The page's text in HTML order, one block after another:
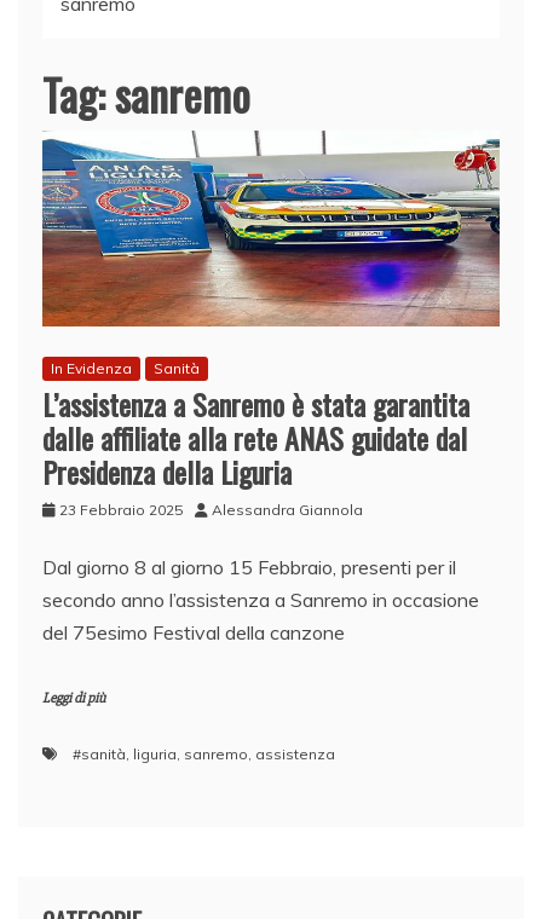
Tag:sanremo
In Evidenza Sanità
L’assistenza a Sanremo è stata garantita
dalle affiliate alla rete ANAS guidate dal
Presidenza della Liguria
23 Febbraio 2025 Alessandra Giannola
Dal giorno 8 al giorno 15 Febbraio, presenti per il
secondo anno l’assistenza a Sanremo in occasione
del 75esimo Festival della canzone
Leggi di più
#sanità, liguria, sanremo, assistenza